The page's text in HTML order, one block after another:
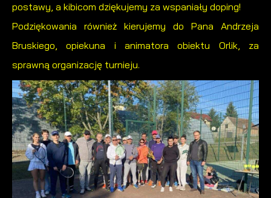
postawy, a kibicom dziękujemy za wspaniały doping!
Podziękowania również kierujemy do Pana Andrzeja
Bruskiego, opiekuna i animatora obiektu Orlik, za
sprawną organizację turnieju.